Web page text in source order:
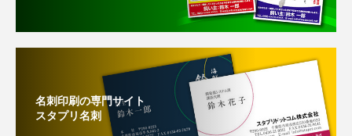
名刺印刷の専門サイト
スタプリ名刺